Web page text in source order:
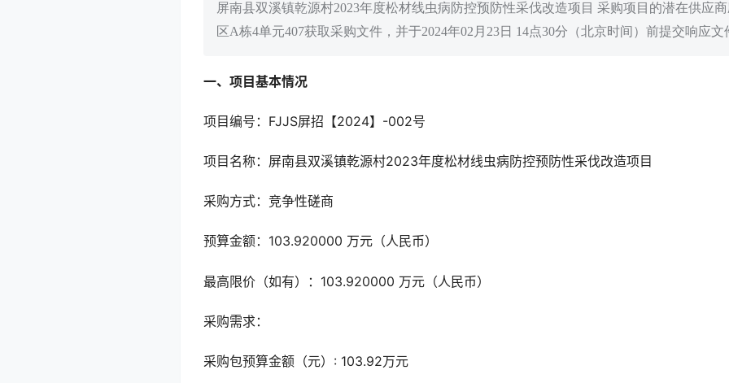
屏南县双溪镇乾源村2023年度松材线虫病防控预防性采伐改造项目 采购项目的潜在供应
区A栋4单元407获取采购文件，并于2024年02月23日 14点30分（北京时间）前提交响应文
一、项目基本情况
项目编号：FJJS屏招【2024】-002号
项目名称：屏南县双溪镇乾源村2023年度松材线虫病防控预防性采伐改造项目
采购方式：竞争性磋商
预算金额：103.920000 万元（人民币）
最高限价（如有）：103.920000 万元（人民币）
采购需求：
采购包预算金额（元）: 103.92万元